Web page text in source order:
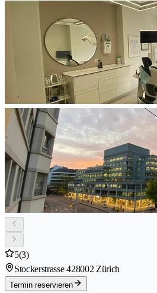
5(3)
Stockerstrasse 428002 Zürich
Termin reservieren